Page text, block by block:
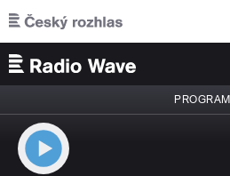
Přejít k hlavnímu obsahu
PROGRAM